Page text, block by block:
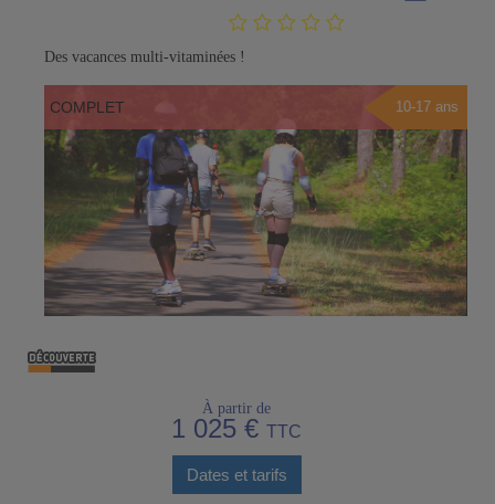
Des vacances multi-vitaminées !
COMPLET 10-17 ans
À partir de
1 025 € TTC
Dates et tarifs